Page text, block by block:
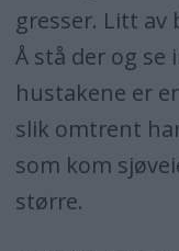
gresser. Litt av
Å stå der og
hustakene er
slik omtrent
som kom
større.